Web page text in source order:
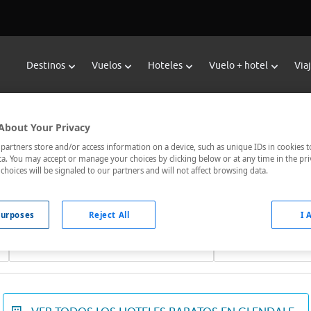
Destinos Vuelos Hoteles Vuelo + hotel
Reservar Hoteles en Glendale
de Viajes Carrefour te ofrecehoteles baratos en
el hotel que busques nosotros te lo encontramos al
Fechas *
Your Privacy
store and/or access information on a device, such as unique IDs in cookies
You may accept or manage your choices by clicking below or at any time in the
choices will be signaled to our partners and will not affect browsing data.
Reject All I